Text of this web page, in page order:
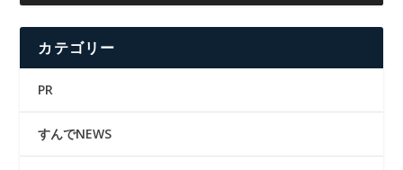
カテゴリー
PR
すんでNEWS